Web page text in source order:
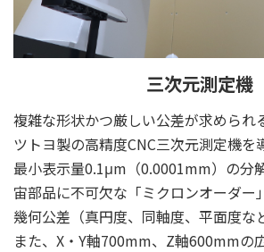
三次元測定機
複雑な形状かつ厳しい公差が求められ
ツトヨ製の高精度CNC三次元測定機を
最小表示量0.1μm（0.0001mm）の分
宙部品に不可欠な「ミクロンオーダー
幾何公差（真円度、同軸度、平面度な
また、X・Y軸700mm、Z軸600mmの